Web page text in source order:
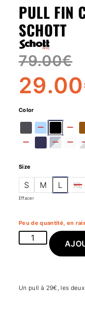
PULL FIN
SCHOTT
79.00€
29.00
Color
Size
L
M
S XL
Effacer
Peu de quantité, en
Un pull à 29€, les